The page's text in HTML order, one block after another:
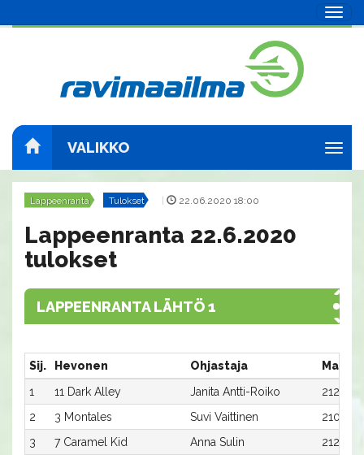
VALIKKO
Lappeenranta Tulokset 22.06.2020 18:00
Lappeenranta 22.6.2020
tulokset
LAPPEENRANTA LÄHTÖ 1
Sij. Hevonen Ohjastaja
1
11 Dark Alley Janita Antti-Roiko
2120:7
2
3 Montales Suvi Vaittinen
2100:3
3
7 Caramel Kid Anna Sulin
2120:3